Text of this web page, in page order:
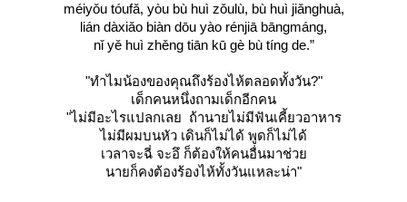
méiyǒu tóufǎ, yòu bù huì zǒulù, bù huì jiǎnghuà,
lián dàxiǎo biàn dōu yào rénjiā bāngmáng,
nǐ yě huì zhěng tiān kū gè bù tíng de.”
"ทำไมน้องของคุณถึงร้องไห้ตลอดทั้งวัน?"
เด็กคนหนึ่งถามเด็กอีกคน
"ไม่มีอะไรแปลกเลย ถ้านายไม่มีฟันเคี้ยวอาหาร
ไม่มีผมบนหัว เดินก็ไม่ได้ พูดก็ไม่ได้
เวลาจะฉี่ จะอึ ก็ต้องให้คนอื่นมาช่ว
นายก็คงต้องร้องไห้ทั้งวันแหละน่า"